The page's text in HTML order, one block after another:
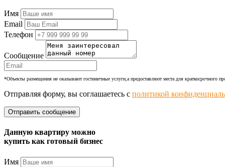
Имя
Email
Телефон
Сообщение
*Объекты размещения не оказывают гостиничные услуги,а предоставляют места для краткосрочного
Отправляя форму, вы соглашаетесь с политикой
Данную квартиру можно
купить как готовый бизнес
Имя